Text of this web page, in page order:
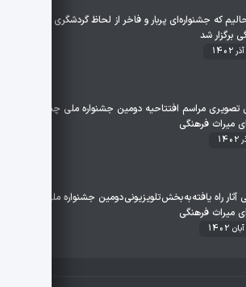
که جشنواره‌ای پربار و فاخر از لحاظ گردشگری و میراث
برگزار شد
تصویری مراسم افتتاحیه دومین جشنواره ملی چند
میراث فرهنگی
آثار راه یافته به بخش تلویزیونی دومین جشنواره ملی چند
میراث فرهنگی